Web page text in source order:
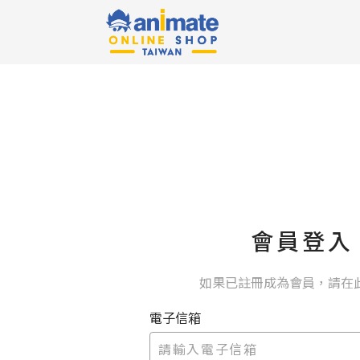
會員登入
如果已註冊成為會員，請在
電子信箱